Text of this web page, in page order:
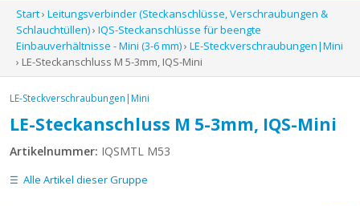
Start› Leitungsverbinder (Steckanschlüsse, Verschraubungen &
Schlauchtüllen)› IQS-Steckanschlüsse für beengte
Einbauverhältnisse - Mini (3-6 mm)› LE-Steckverschraubungen|Mini
› LE-Steckanschluss M 5-3mm, IQS-Mini
LE-Steckverschraubungen|Mini
LE-Steckanschluss M 5-3mm, IQS-Mini
Artikelnummer: IQSMTL M53
Alle Artikel dieser Gruppe